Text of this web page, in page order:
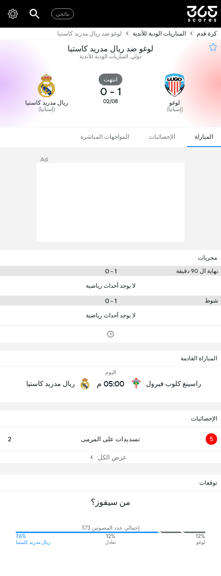
نتائجي
كرة قدم المباريات الودية للأندية لوغو ضد ريال مدريد كاستيا
لوغو ضد ريال مدريد كاستيا
دولي, المباريات الودية للأندية
لوغو
(إسبانيا)
انتهت
1
-
0
02/08 ريال مدريد كاستيا
(إسبانيا)
المباراة الإحصائيات المواجهات المباشرة
Ad
مجريات
نهاية ال 90 دقيقة
1 - 0
لا يوجد أحداث رياضية
شوط 1 - 0
لا يوجد أحداث رياضية
المباراة القادمة
راسينغ كلوب فيرول
اليوم
05:00 م ريال مدريد كاستيا
الإحصائيات
5 تسديدات على المرمى 2
عرض الكل
توقعات
من سيفوز؟
إجمالي عدد المصوتين 573
12%
لوغو
12%
تعادل
76%
ريال مدريد كاستيا